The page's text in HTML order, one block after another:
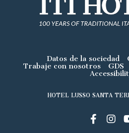
Datos de la sociedad
Trabaje con nosotros
GDS
HOTEL LUSSO SANTA